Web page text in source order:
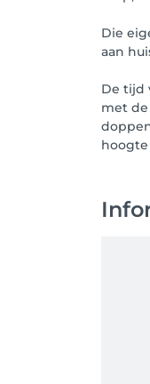
Die
aan
De tijd
met
hoogte